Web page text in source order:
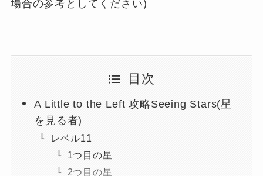
場合の参考としてください)
目次
A Little to the Left 攻略Seeing Stars(星
を見る者)
レベル11
1つ目の星
2つ目の星